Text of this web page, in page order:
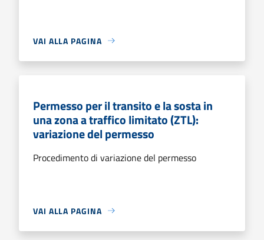
VAI ALLA PAGINA
Permesso per il transito e la sosta in
una zona a traffico limitato (ZTL):
variazione del permesso
Procedimento di variazione del permesso
VAI ALLA PAGINA